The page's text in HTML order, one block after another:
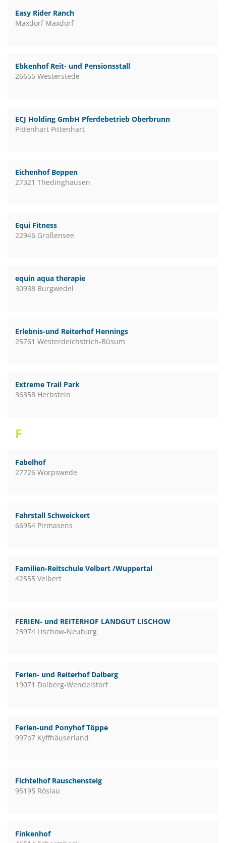
Easy Rider Ranch
Maxdorf Maxdorf
Ebkenhof Reit- und Pensionsstall
26655 Westerstede
ECJ Holding GmbH Pferdebetrieb Oberbrunn
Pittenhart Pittenhart
Eichenhof Beppen
27321 Thedinghausen
Equi Fitness
22946 Großensee
equin aqua therapie
30938 Burgwedel
Erlebnis-und Reiterhof Hennings
25761 Westerdeichstrich-Büsum
Extreme Trail Park
36358 Herbstein
F
Fabelhof
27726 Worpswede
Fahrstall Schweickert
66954 Pirmasens
Familien-Reitschule Velbert /Wuppertal
42555 Velbert
FERIEN- und REITERHOF LANDGUT LISCHOW
23974 Lischow-Neuburg
Ferien- und Reiterhof Dalberg
19071 Dalberg-Wendelstorf
Ferien-und Ponyhof Töppe
997o7 Kyffhäuserland
Fichtelhof Rauschensteig
95195 Röslau
Finkenhof